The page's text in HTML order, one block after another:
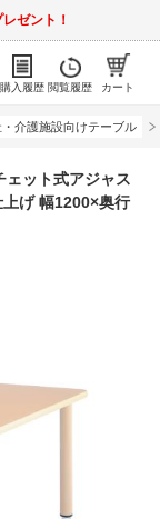
ゼント！
購入履歴 閲覧履歴 カート
・介護施設向けテーブル
ェット式アジャス
げ 幅1200×奥行